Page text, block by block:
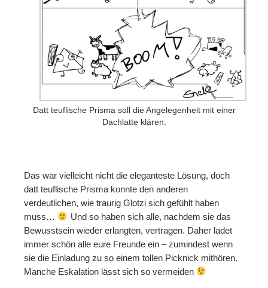
Datt teuflische Prisma soll die Angelegenheit mit einer
Dachlatte klären.
Das war vielleicht nicht die eleganteste Lösung, doch
datt teuflische Prisma konnte den anderen
verdeutlichen, wie traurig Glotzi sich gefühlt haben
muss…
Und so haben sich alle, nachdem sie das
Bewusstsein wieder erlangten, vertragen. Daher ladet
immer schön alle eure Freunde ein – zumindest wenn
sie die Einladung zu so einem tollen Picknick mithören.
Manche Eskalation lässt sich so vermeiden